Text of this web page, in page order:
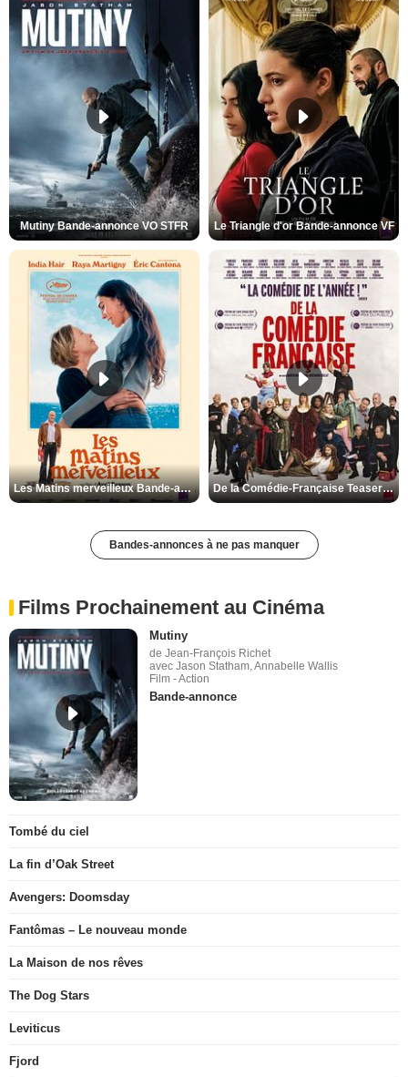
Mutiny Bande-annonce VO STFR Le Triangle d'or Bande-annonce VF
Les Matins merveilleux Bande-annonce VF De la Comédie-Française Teaser VF
Bandes-annonces à ne pas manquer
Films Prochainement au Cinéma
Mutiny
de Jean-François Richet
avec Jason Statham, Annabelle Wallis
Film - Action
Bande-annonce
Tombé du ciel
La fin d’Oak Street
Avengers: Doomsday
Fantômas – Le nouveau monde
La Maison de nos rêves
The Dog Stars
Leviticus
Fjord